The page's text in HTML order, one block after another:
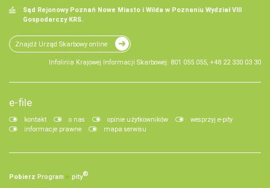
Sąd Rejonowy Poznań Nowe Miasto i Wilda w Poznaniu Wydział VIII
Gospodarczy KRS.
Znajdź Urząd Skarbowy online
Infolinia Krajowej Informacji Skarbowej: 801 055 055, +48 22 330 03 30
e-file
kontakt o nas opinie użytkowników
wesprzyj e-pity
informacje prawne
mapa serwisu
Pobierz Program e‑pity®